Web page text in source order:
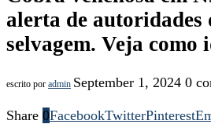
alerta de autoridades
selvagem. Veja como
escrito por admin September 1, 2024 0
Share 0FacebookTwitterPinterest